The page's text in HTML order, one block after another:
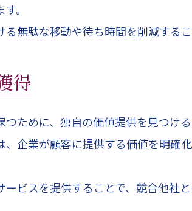
。
無駄な移動や待ち時間を削減する
得
ために、独自の価値提供を見つける
、企業が顧客に提供する価値を明確
ビスを提供することで、競合他社